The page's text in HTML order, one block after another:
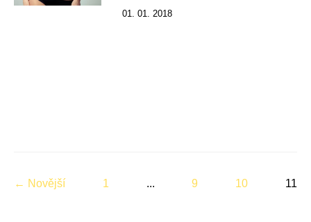
01. 01. 2018
← Novější 1 ... 9 10 11